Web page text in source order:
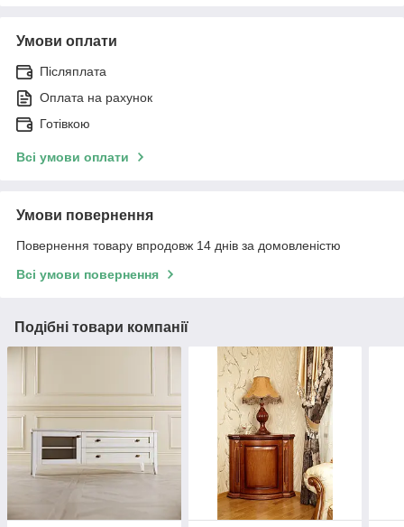
Умови оплати
Післяплата
Оплата на рахунок
Готівкою
Всі умови оплати
Умови повернення
Повернення товару впродовж 14 днів за домовленістю
Всі умови повернення
Подібні товари компанії